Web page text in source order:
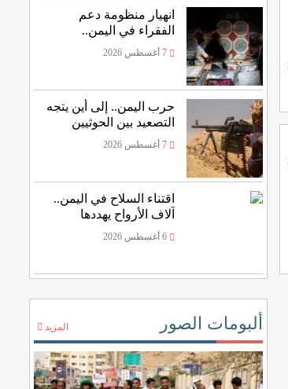
انهيار منظومة دعم
الفقراء في اليمن..
وتهاوي المساعدات7 أغسطس 2026
حرب اليمن.. إلى أين يتجه
التصعيد بين الحوثيين
والسعودية؟7 أغسطس 2026
اقتناء السلاح في اليمن..
آلاف الأرواح يهددها
الرصاص المنفلت6 أغسطس 2026
ألبومات الصور المزيد